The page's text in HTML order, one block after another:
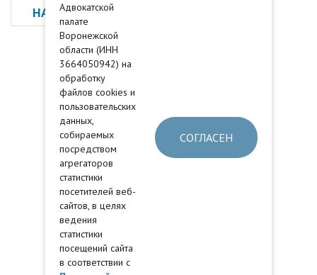
НАЗАДАдвокатской
палате
Воронежской
области (ИНН
3664050942) на
обработку
файлов cookies и
пользовательских
данных,
собираемых
посредством
агрегаторов
статистики
посетителей веб-
сайтов, в целях
ведения
статистики
посещений сайта
в соответствии с
СОГЛАСЕН